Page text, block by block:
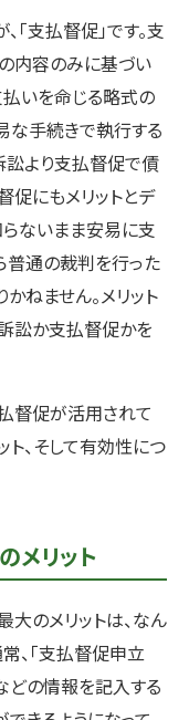
「支払督促」です。支
内容のみに基づい
いを命じる略式の
な手続きで執行する
訟より支払督促で債
促にもメリットとデ
らないまま安易に支
普通の裁判を行った
ねません。メリット
訟か支払督促かを
督促が活用されて
ト、そして有効性につ
メリット
のメリットは、なん
常、「支払督促申立
どの情報を記入する